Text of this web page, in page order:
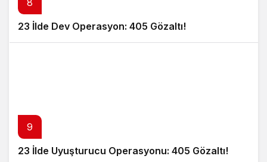
8
23 İlde Dev Operasyon: 405 Gözaltı!
9
23 İlde Uyuşturucu Operasyonu: 405 Gözaltı!